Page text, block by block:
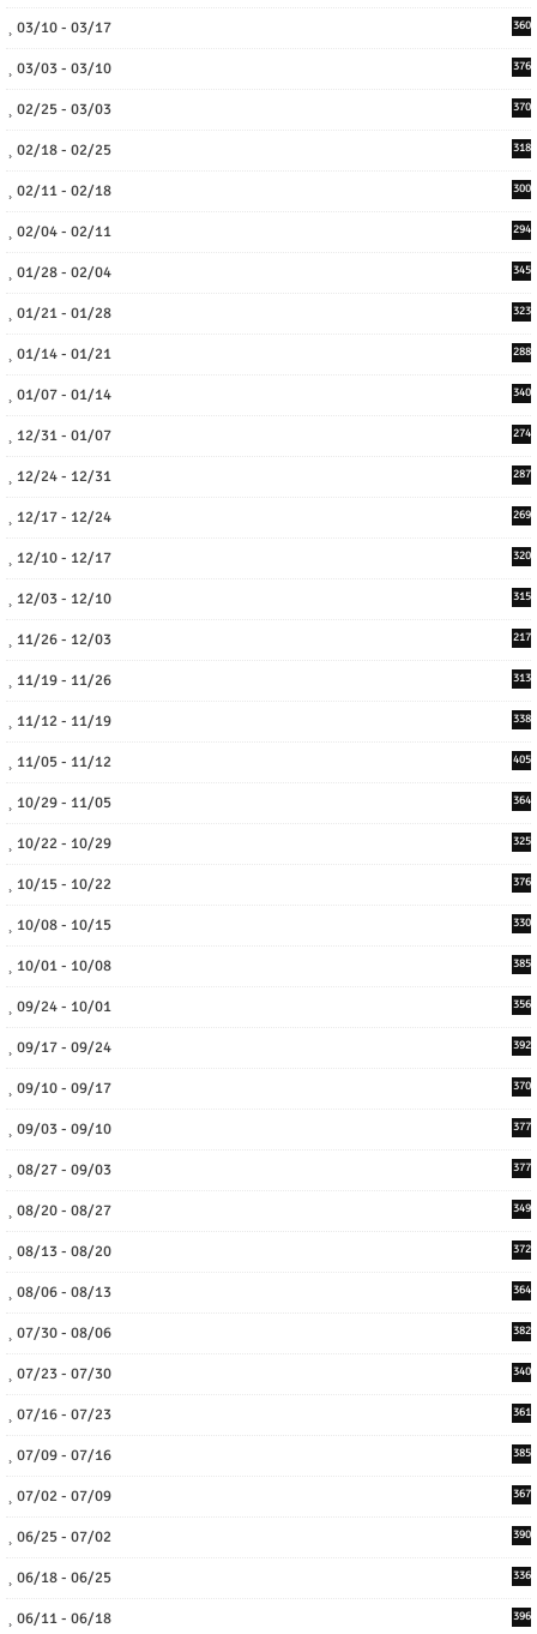
03/10 - 03/17 360
03/03 - 03/10 376
02/25 - 03/03 370
02/18 - 02/25 318
02/11 - 02/18 300
02/04 - 02/11 294
01/28 - 02/04 345
01/21 - 01/28 323
01/14 - 01/21 288
01/07 - 01/14 340
12/31 - 01/07 274
12/24 - 12/31 287
12/17 - 12/24 269
12/10 - 12/17 320
12/03 - 12/10 315
11/26 - 12/03 217
11/19 - 11/26 313
11/12 - 11/19 338
11/05 - 11/12 405
10/29 - 11/05 364
10/22 - 10/29 325
10/15 - 10/22 376
10/08 - 10/15 330
10/01 - 10/08 385
09/24 - 10/01 356
09/17 - 09/24 392
09/10 - 09/17 370
09/03 - 09/10 377
08/27 - 09/03 377
08/20 - 08/27 349
08/13 - 08/20 372
08/06 - 08/13 364
07/30 - 08/06 382
07/23 - 07/30 340
07/16 - 07/23 361
07/09 - 07/16 385
07/02 - 07/09 367
06/25 - 07/02 390
06/18 - 06/25 336
06/11 - 06/18 396